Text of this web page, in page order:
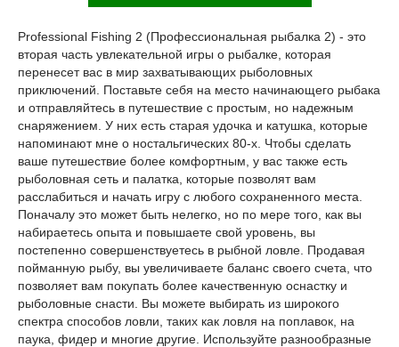
Professional Fishing 2 (Профессиональная рыбалка 2) - это
вторая часть увлекательной игры о рыбалке, которая
перенесет вас в мир захватывающих рыболовных
приключений. Поставьте себя на место начинающего рыбака
и отправляйтесь в путешествие с простым, но надежным
снаряжением. У них есть старая удочка и катушка, которые
напоминают мне о ностальгических 80-х. Чтобы сделать
ваше путешествие более комфортным, у вас также есть
рыболовная сеть и палатка, которые позволят вам
расслабиться и начать игру с любого сохраненного места.
Поначалу это может быть нелегко, но по мере того, как вы
набираетесь опыта и повышаете свой уровень, вы
постепенно совершенствуетесь в рыбной ловле. Продавая
пойманную рыбу, вы увеличиваете баланс своего счета, что
позволяет вам покупать более качественную оснастку и
рыболовные снасти. Вы можете выбирать из широкого
спектра способов ловли, таких как ловля на поплавок, на
паука, фидер и многие другие. Используйте разнообразные